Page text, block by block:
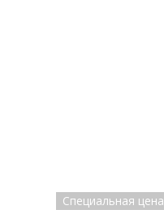
Специальная цена